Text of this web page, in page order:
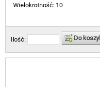
Wielokrotność: 10
Ilość: Do